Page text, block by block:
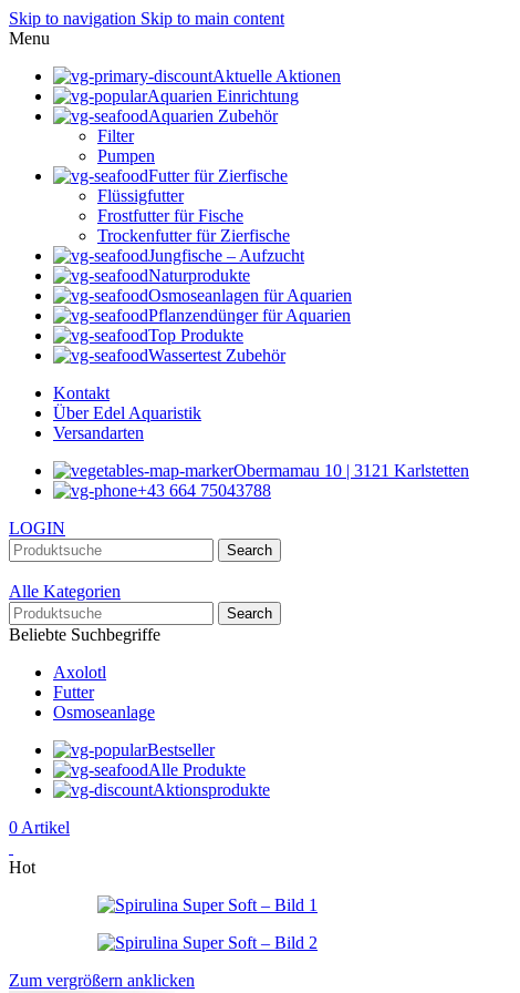
Skip to navigation Skip to main content
Menu
Aktuelle Aktionen
Aquarien Einrichtung
Aquarien Zubehör
Filter
Pumpen
Futter für Zierfische
Flüssigfutter
Frostfutter für Fische
Trockenfutter für Zierfische
Jungfische – Aufzucht
Naturprodukte
Osmoseanlagen für Aquarien
Pflanzendünger für Aquarien
Top Produkte
Wassertest Zubehör
Kontakt
Über Edel Aquaristik
Versandarten
Obermamau 10 | 3121 Karlstetten
+43 664 75043788
LOGIN
Search
Alle Kategorien
Search
Beliebte Suchbegriffe
Axolotl
Futter
Osmoseanlage
Bestseller
Alle Produkte
Aktionsprodukte
0 Artikel
Hot
Zum vergrößern anklicken